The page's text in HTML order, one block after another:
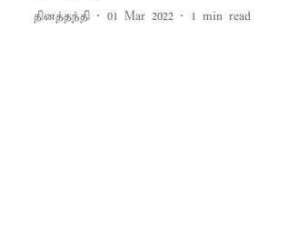
தினத்தந்தி 01 Mar 2022 1 min read